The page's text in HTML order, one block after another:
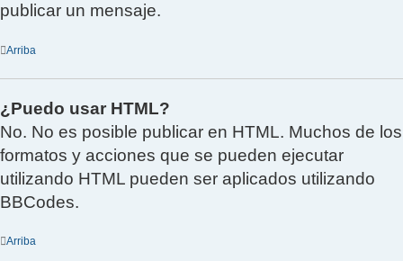
publicar un mensaje.
Arriba
¿Puedo usar HTML?
No. No es posible publicar en HTML. Muchos de los
formatos y acciones que se pueden ejecutar
utilizando HTML pueden ser aplicados utilizando
BBCodes.
Arriba